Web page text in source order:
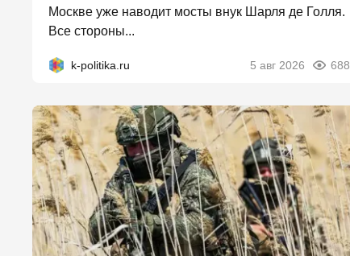
Москве уже наводит мосты внук Шарля де Голля.
Все стороны...
k-politika.ru 5 авг 2026 688